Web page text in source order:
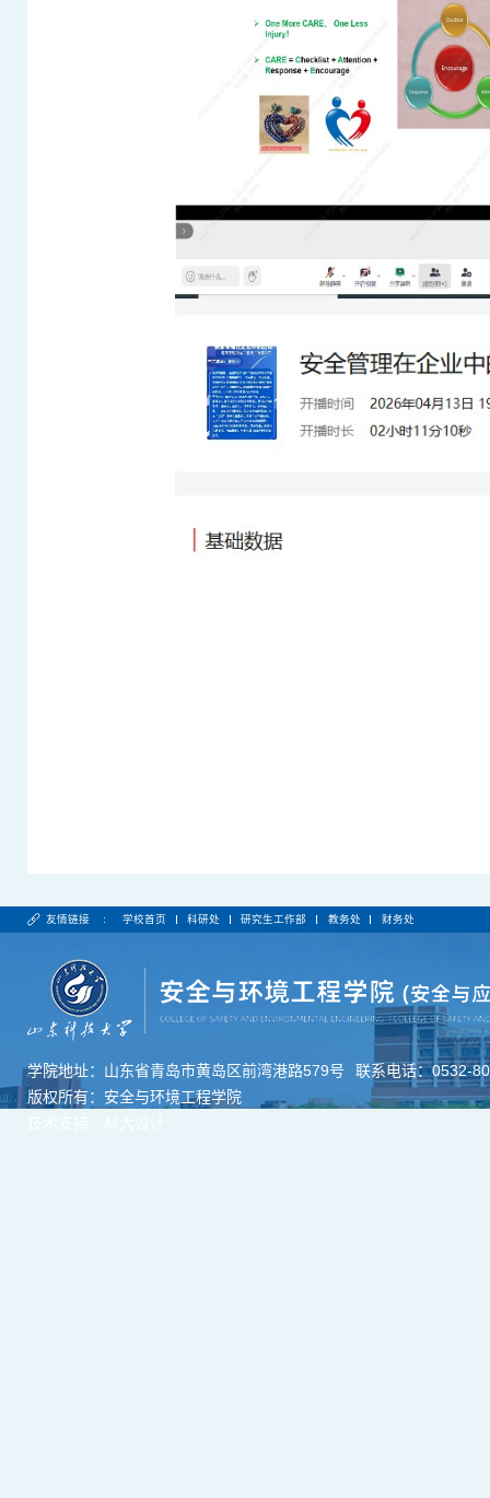
友情链接 : 学校首页 科研处 研究生工作部 教务处 财务处
学院地址：山东省青岛市黄岛区前湾港路579号
联系电话：0532-
版权所有：安全与环境工程学院